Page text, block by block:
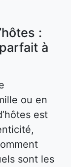
:
à
ou en
est
sont les